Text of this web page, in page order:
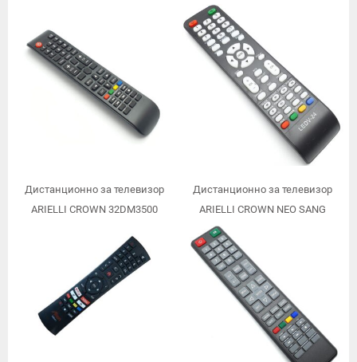
Дистанционно за телевизор
ARIELLI CROWN 32DM3500
Дистанционно за телевизор
ARIELLI CROWN NEO SANG
STARLIGHT SMART TECH9692